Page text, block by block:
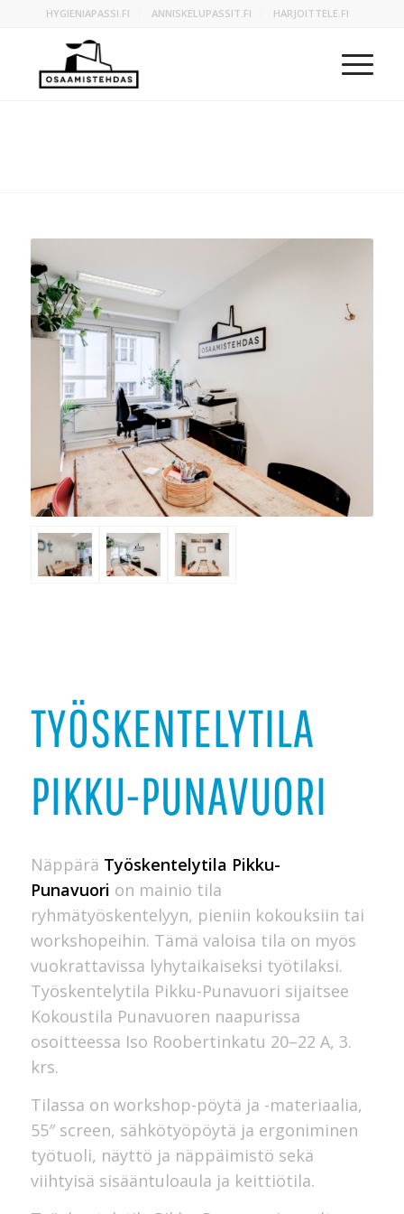
HYGIENIAPASSI.FI ANNISKELUPASSIT.FI HARJOITTELE.FI
TYÖSKENTELYTILA
PIKKU-PUNAVUORI
Näppärä Työskentelytila Pikku-
Punavuori on mainio tila
ryhmätyöskentelyyn, pieniin kokouksiin tai
workshopeihin. Tämä valoisa tila on myös
vuokrattavissa lyhytaikaiseksi työtilaksi.
Työskentelytila Pikku-Punavuori sijaitsee
Kokoustila Punavuoren naapurissa
osoitteessa Iso Roobertinkatu 20–22 A, 3.
krs.
Tilassa on workshop-pöytä ja -materiaalia,
55″ screen, sähkötyöpöytä ja ergoniminen
työtuoli, näyttö ja näppäimistö sekä
viihtyisä sisääntuloaula ja keittiötila.